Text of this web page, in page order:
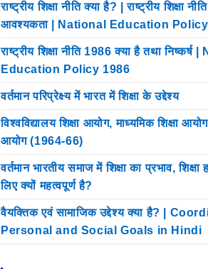
राष्ट्रीय शिक्षा नीति क्या है? | राष्ट्रीय शिक्षा
आवश्यकता | National Education
राष्ट्रीय शिक्षा नीति 1986 क्या है तथा निष्कर्ष
Education Policy 1986
वर्तमान परिप्रेक्ष्य में भारत में शिक्षा के उद्देश्य
विश्वविद्यालय शिक्षा आयोग, माध्यमिक शिक्षा
आयोग (1964-66)
वर्तमान भारतीय समाज में शिक्षा का प्रभाव,
लिए क्यों महत्वपूर्ण है?
वैयक्तिक एवं सामाजिक उद्देश्य क्या है? |
Personal and Social Goals in Hindi